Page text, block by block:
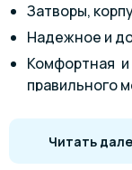
Затворы,
Надежное и
Комфортная
правильного
Диаметр
Читать